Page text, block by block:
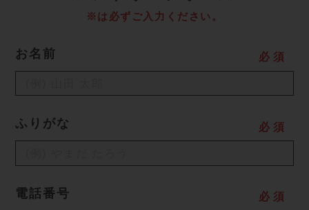
※は必ずご入力ください。
お名前 必 須
ふりがな 必 須
電話番号 必 須